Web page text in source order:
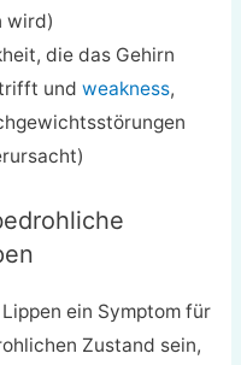
wird)
die das Gehirn
undweakness,
ein Symptom für
Zustand sein,